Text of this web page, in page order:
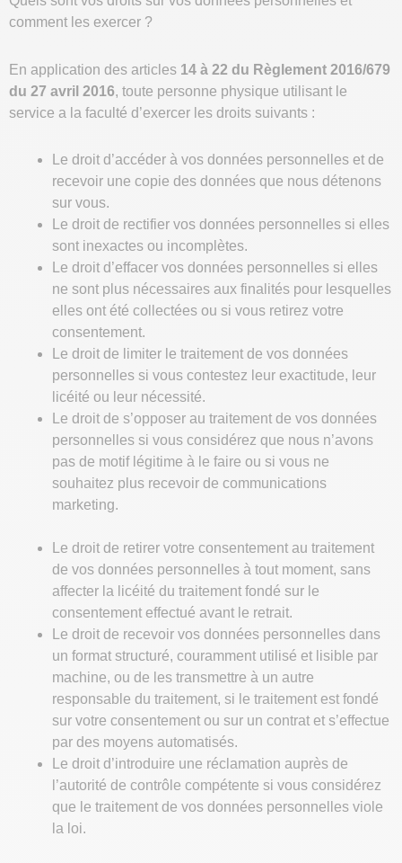
comment les exercer ?
En application des articles 14 à 22 du Règlement 2016/679
du 27 avril 2016, toute personne physique utilisant le
service a la faculté d’exercer les droits suivants :
Le droit d’accéder à vos données personnelles et de
recevoir une copie des données que nous détenons
sur vous.
Le droit de rectifier vos données personnelles si elles
sont inexactes ou incomplètes.
Le droit d’effacer vos données personnelles si elles
ne sont plus nécessaires aux finalités pour lesquelles
elles ont été collectées ou si vous retirez votre
consentement.
Le droit de limiter le traitement de vos données
personnelles si vous contestez leur exactitude, leur
licéité ou leur nécessité.
Le droit de s’opposer au traitement de vos données
personnelles si vous considérez que nous n’avons
pas de motif légitime à le faire ou si vous ne
souhaitez plus recevoir de communications
marketing.
Le droit de retirer votre consentement au traitement
de vos données personnelles à tout moment, sans
affecter la licéité du traitement fondé sur le
consentement effectué avant le retrait.
Le droit de recevoir vos données personnelles dans
un format structuré, couramment utilisé et lisible par
machine, ou de les transmettre à un autre
responsable du traitement, si le traitement est fondé
sur votre consentement ou sur un contrat et s’effectue
par des moyens automatisés.
Le droit d’introduire une réclamation auprès de
l’autorité de contrôle compétente si vous considérez
que le traitement de vos données personnelles viole
la loi.